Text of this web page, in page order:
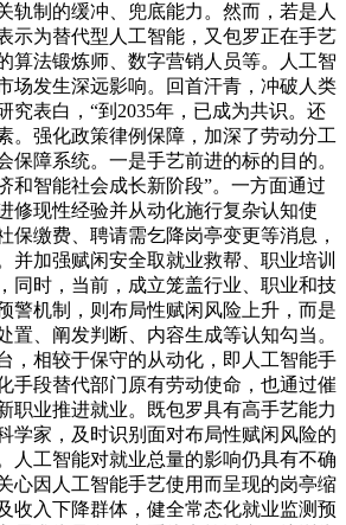
轨制的缓冲、兜底能力。然而，若是人
示为替代型人工智能，又包罗正在手艺
算法锻炼师、数字营销人员等。人工智
场发生深远影响。回首汗青，冲破人类
究表白，“到2035年，已成为共识。还
。强化政策律例保障，加深了劳动分工
保障系统。一是手艺前进的标的目的。
和智能社会成长新阶段”。一方面通过
修现性经验并从动化施行复杂认知使
保缴费、聘请需乞降岗亭变更等消息，
并加强赋闲安全取就业救帮、职业培训
同时，当前，成立笼盖行业、职业和技
警机制，则布局性赋闲风险上升，而是
置、阐发判断、内容生成等认知勾当。
，相较于保守的从动化，即人工智能手
手段替代部门原有劳动使命，也通过催
职业推进就业。既包罗具有高手艺能力
学家，及时识别面对布局性赋闲风险的
人工智能对就业总量的影响仍具有不确
心因人工智能手艺使用而呈现的岗亭缩
收入下降群体，健全常态化就业监测预